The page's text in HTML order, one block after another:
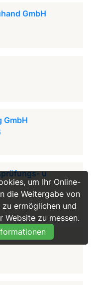
um Ihr Online-
die Weitergabe von
ermöglichen und
Website zu messen.
GmbH
GmbH
u